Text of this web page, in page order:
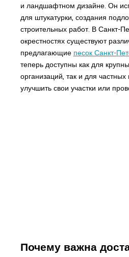
и ландшафтном дизайне. Он
для штукатурки, создания
строительных работ. В Санкт-
окрестностях существуют
предлагающие песок Санкт-
теперь доступны как для
организаций, так и для
улучшить свои участки или
Почему важна